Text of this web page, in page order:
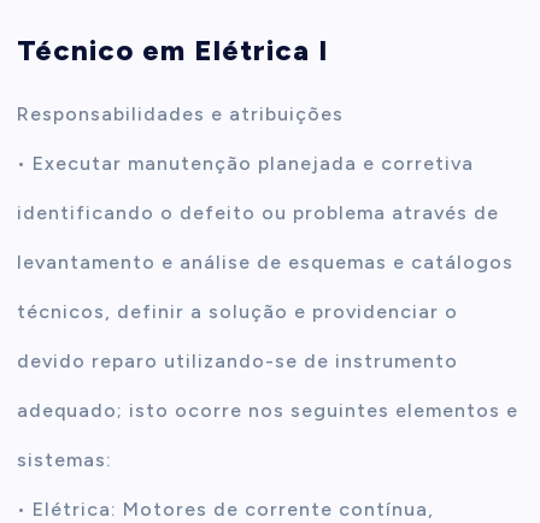
Técnico em Elétrica I
Responsabilidades e atribuições
• Executar manutenção planejada e corretiva
identificando o defeito ou problema através de
levantamento e análise de esquemas e catálogos
técnicos, definir a solução e providenciar o
devido reparo utilizando-se de instrumento
adequado; isto ocorre nos seguintes elementos e
sistemas:
• Elétrica: Motores de corrente contínua,